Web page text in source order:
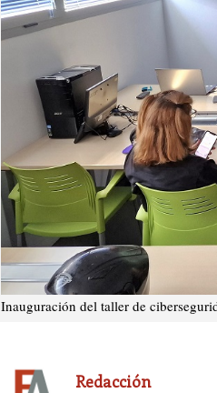
Inauguración del taller de
Redacción